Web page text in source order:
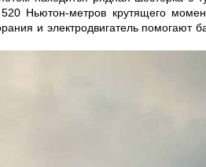
Ньютон-метров крутящего
и электродвигатель помогают